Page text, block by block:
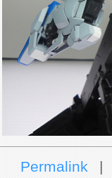
Permalink